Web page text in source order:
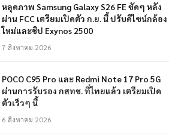
หลุดภาพ Samsung Galaxy S26 FE ชัดๆ หลัง
ผ่าน FCC เตรียมเปิดตัว ก.ย. นี้ ปรับดีไซน์กล้อง
ใหม่และชิป Exynos 2500
7 สิงหาคม 2026
POCO C95 Pro และ Redmi Note 17 Pro 5G
ผ่านการรับรอง กสทช. ที่ไทยแล้ว เตรียมเปิด
ตัวเร็วๆ นี้
6 สิงหาคม 2026